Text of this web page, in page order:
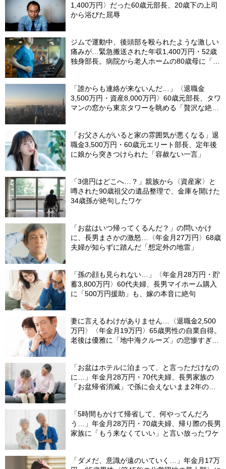
1,400万円〉だった60歳元部長、20歳下の上司
から浴びた屈辱
ジムで運動中、後頭部を殴られたような激しい
痛みが…緊急搬送された年収1,400万円・52歳
独身部長。病院から老人ホームの80歳母に「お
「誰からも連絡が来ないんだ…」〈退職金
3,500万円・資産8,000万円〉60歳元部長、タワ
マンの窓から東京タワーを眺める「贅沢な絶
「お父さんがいると家の雰囲気が悪くなる」退
職金3,500万円・60歳元エリート部長、定年後
に娘から突きつけられた「容赦ない一言」
「3億円はどこへ…？」親族から〈資産家〉と
噂された90歳祖父の遺品整理で、金庫を開けた
34歳孫が絶句したワケ
「お盆はいつ帰ってくるんだ？」の問いかけ
に、長男まさかの激怒…〈年金月27万円〉68歳
夫婦が知らずに踏んだ「想定外の地雷」
「孫の顔も見られない…」〈年金月28万円・貯
蓄3,800万円〉60代夫婦、長男マイホーム購入
に「500万円援助」も、嫁の本音に絶句
妻に言えるわけがありません…〈退職金2,500
万円〉〈年金月19万円〉65歳男性の自業自得。
老後は優雅に「地中海クルーズ」の悲惨すぎる
「お盆はホテルに泊まって、と言っただけなの
に…」年金月28万円・70代夫婦、長男家族の
「お盆帰省消滅」で孫に会えないまま2年の歳
「5時間もかけて帰省して、何やってんだろ
う…」年金月28万円・70歳夫婦、帰り際の長男
家族に「もう来なくていい」と言い放ったワケ
「ダメだ、意識が遠のいていく…」年金月17万